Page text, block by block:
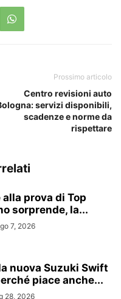
Prossimo articolo
Centro revisioni auto
servizi disponibili,
scadenze e norme da
rispettare
alla prova di Top
sorprende, la...
7, 2026
nuova Suzuki Swift
piace anche...
28, 2026